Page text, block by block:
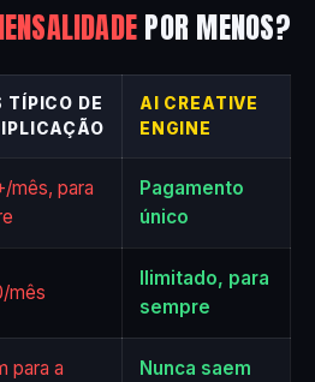
POR MENOS?
TÍPICO DE
AI CREATIVE
ENGINE
mês, para
Pagamento
único
mês
Ilimitado, para
sempre
para a
Nunca saem